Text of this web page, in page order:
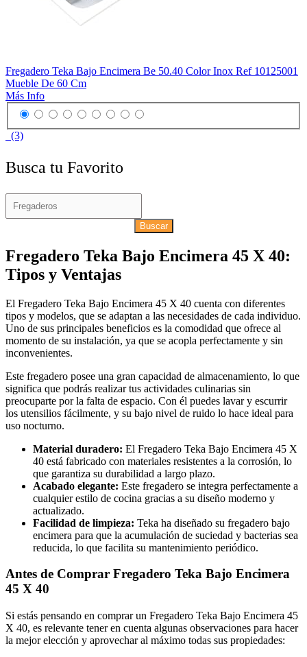
Fregadero Teka Bajo Encimera Be 50.40 Color Inox Ref 10125001
Mueble De 60 Cm
Más Info
(3)
Busca tu Favorito
Buscar
Fregadero Teka Bajo Encimera 45 X 40:
Tipos y Ventajas
El Fregadero Teka Bajo Encimera 45 X 40 cuenta con diferentes
tipos y modelos, que se adaptan a las necesidades de cada individuo.
Uno de sus principales beneficios es la comodidad que ofrece al
momento de su instalación, ya que se acopla perfectamente y sin
inconvenientes.
Este fregadero posee una gran capacidad de almacenamiento, lo que
significa que podrás realizar tus actividades culinarias sin
preocuparte por la falta de espacio. Con él puedes lavar y escurrir
los utensilios fácilmente, y su bajo nivel de ruido lo hace ideal para
uso nocturno.
Material duradero: El Fregadero Teka Bajo Encimera 45 X
40 está fabricado con materiales resistentes a la corrosión, lo
que garantiza su durabilidad a largo plazo.
Acabado elegante: Este fregadero se integra perfectamente a
cualquier estilo de cocina gracias a su diseño moderno y
actualizado.
Facilidad de limpieza: Teka ha diseñado su fregadero bajo
encimera para que la acumulación de suciedad y bacterias sea
reducida, lo que facilita su mantenimiento periódico.
Antes de Comprar Fregadero Teka Bajo Encimera
45 X 40
Si estás pensando en comprar un Fregadero Teka Bajo Encimera 45
X 40, es relevante tener en cuenta algunas observaciones para hacer
la mejor elección y aprovechar al máximo todas sus propiedades: